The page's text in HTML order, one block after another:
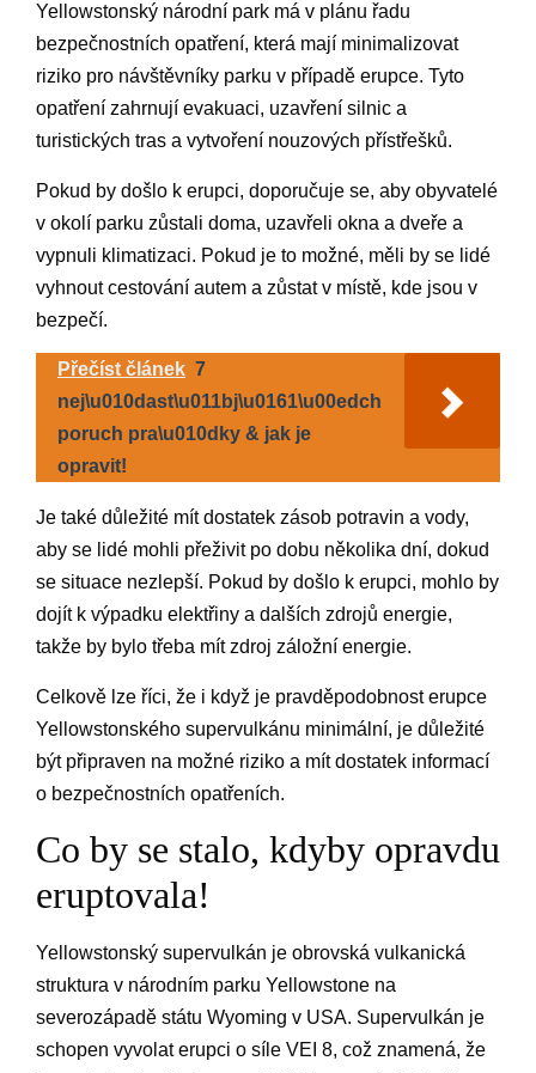
Yellowstonský národní park má v plánu řadu
bezpečnostních opatření, která mají minimalizovat
riziko pro návštěvníky parku v případě erupce. Tyto
opatření zahrnují evakuaci, uzavření silnic a
turistických tras a vytvoření nouzových přístřešků.
Pokud by došlo k erupci, doporučuje se, aby obyvatelé
v okolí parku zůstali doma, uzavřeli okna a dveře a
vypnuli klimatizaci. Pokud je to možné, měli by se lidé
vyhnout cestování autem a zůstat v místě, kde jsou v
bezpečí.
Přečíst článek 7
nej\u010dast\u011bj\u0161\u00edch
poruch pra\u010dky & jak je
opravit!
Je také důležité mít dostatek zásob potravin a vody,
aby se lidé mohli přeživit po dobu několika dní, dokud
se situace nezlepší. Pokud by došlo k erupci, mohlo by
dojít k výpadku elektřiny a dalších zdrojů energie,
takže by bylo třeba mít zdroj záložní energie.
Celkově lze říci, že i když je pravděpodobnost erupce
Yellowstonského supervulkánu minimální, je důležité
být připraven na možné riziko a mít dostatek informací
o bezpečnostních opatřeních.
Co by se stalo, kdyby opravdu
eruptovala!
Yellowstonský supervulkán je obrovská vulkanická
struktura v národním parku Yellowstone na
severozápadě státu Wyoming v USA. Supervulkán je
schopen vyvolat erupci o síle VEI 8, což znamená, že